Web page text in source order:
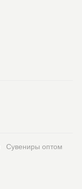
Сувениры оптом